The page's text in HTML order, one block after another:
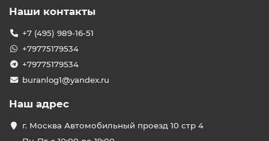
Наши контакты
+7 (495) 989-16-51
+79775179534
+79775179534
buranlog1@yandex.ru
Наш адрес
г. Москва Автомобильный проезд 10 стр 4